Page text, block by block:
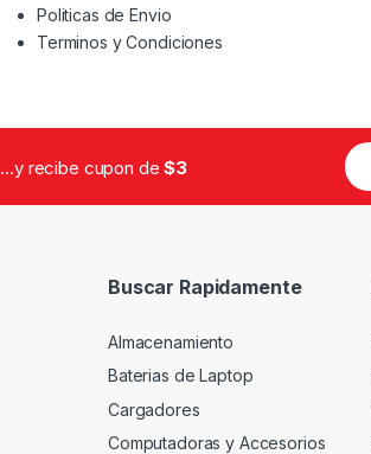
Politicas de Envio
Terminos y Condiciones
...y recibe cupon de$3
E
m
a
Buscar Rapidamente
Almacenamiento
Baterias de Laptop
Cargadores
Computadoras y Accesorios